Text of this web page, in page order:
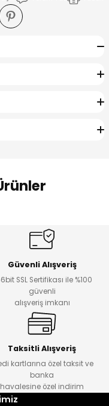
3’lü Takım
Navi Kız Çocuk Kot Pantolon
₺ 650
Güvenli Alışveriş
SSL Sertifikası ile %100
güvenli
alışveriş imkanı
Taksitli Alışveriş
kartlarına özel taksit ve
banka
havalesine özel indirim